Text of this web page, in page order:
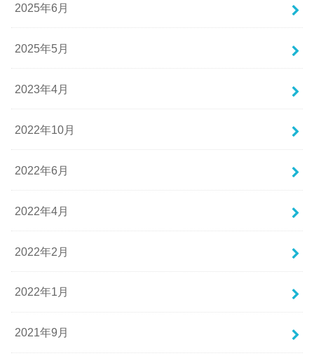
2025年6月
2025年5月
2023年4月
2022年10月
2022年6月
2022年4月
2022年2月
2022年1月
2021年9月